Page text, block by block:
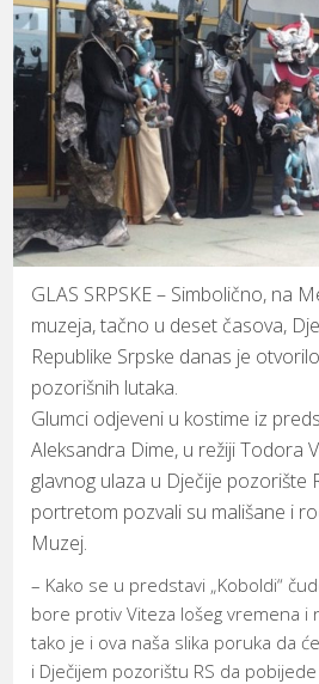
GLAS SRPSKE – Simbolično, na
muzeja, tačno u deset časova,
Republike Srpske danas je
pozorišnih lutaka.
Glumci odjeveni u kostime iz
Aleksandra Dime, u režiji Todora
glavnog ulaza u Dječije pozorište
portretom pozvali su mališane i
Muzej.
– Kako se u predstavi „Koboldi“
bore protiv Viteza lošeg vremena i
tako je i ova naša slika poruka da
i Dječijem pozorištu RS da